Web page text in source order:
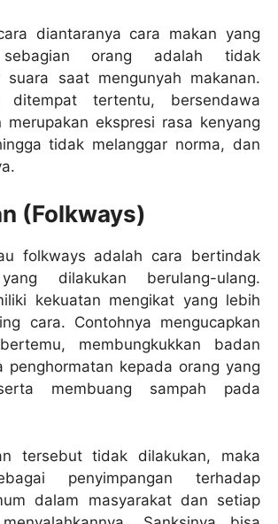
diantaranya cara makan yang
orang adalah tidak
suara saat mengunyah makanan.
tertentu, bersendawa
merupakan ekspresi rasa kenyang
tidak melanggar norma, dan
(Folkways)
folkways adalah cara bertindak
dilakukan berulang-ulang.
kekuatan mengikat yang lebih
cara. Contohnya mengucapkan
membungkukkan badan
penghormatan kepada orang yang
membuang sampah pada
tersebut tidak dilakukan, maka
penyimpangan terhadap
dalam masyarakat dan setiap